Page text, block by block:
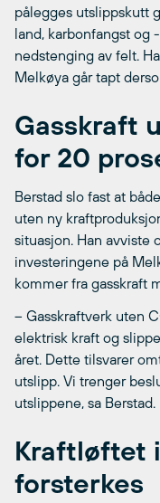
pålegges utslippskutt
land, karbonfangst og
nedstenging av felt.
Melkøya går tapt
Gasskraft
for 20
Berstad slo fast at
uten ny
situasjon. Han avviste
investeringene på
kommer fra gasskraft
– Gasskraftverk uten
elektrisk kraft og
året. Dette tilsvarer
utslipp. Vi trenger
utslippene, sa Berstad.
Kraftløftet
forsterkes